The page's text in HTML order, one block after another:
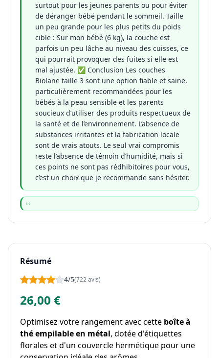
surtout pour les jeunes parents ou pour éviter
de déranger bébé pendant le sommeil. Taille
un peu grande pour les plus petits du poids
cible : Sur mon bébé (6 kg), la couche est
parfois un peu lâche au niveau des cuisses, ce
qui pourrait provoquer des fuites si elle est
mal ajustée. ✅ Conclusion Les couches
Biolane taille 3 sont une option fiable et saine,
particulièrement recommandées pour les
bébés à la peau sensible et les parents
soucieux d’utiliser des produits respectueux de
la santé et de l’environnement. L’absence de
substances irritantes et la fabrication locale
sont de vrais atouts. Le seul vrai compromis
reste l’absence de témoin d’humidité, mais si
ces points ne sont pas rédhibitoires pour vous,
c’est un choix que je recommande sans hésiter.
Résumé
4/5(722 avis)
26,00 €
Optimisez votre rangement avec cette boîte à
thé empilable en métal, dotée d'étiquettes
florales et d'un couvercle hermétique pour une